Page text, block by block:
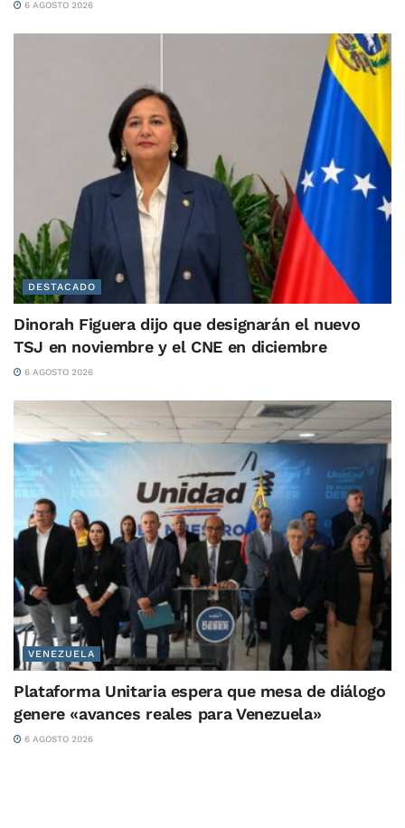
6 AGOSTO 2026
DESTACADO
Dinorah Figuera dijo que designarán el nuevo
TSJ en noviembre y el CNE en diciembre
6 AGOSTO 2026
VENEZUELA
Plataforma Unitaria espera que mesa de diálogo
genere «avances reales para Venezuela»
6 AGOSTO 2026